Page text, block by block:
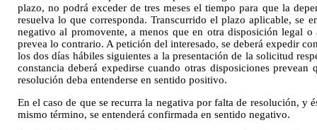
plazo, no podrá exceder de tres meses el tiempo para que la
resuelva lo que corresponda. Transcurrido el plazo aplicable, se
negativo al promovente, a menos que en otra disposición legal o
prevea lo contrario. A petición del interesado, se deberá expedir
los dos días hábiles siguientes a la presentación de la solicitud
constancia deberá expedirse cuando otras disposiciones
resolución deba entenderse en sentido positivo.
En el caso de que se recurra la negativa por falta de resolución, y
mismo término, se entenderá confirmada en sentido negativo.